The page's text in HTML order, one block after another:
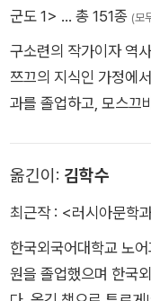
군도 1> … 총 151종 (모
구소련의 작가이자 역
쯔끄의 지식인 가정에
과를 졸업하고, 모스끄
와 주고받은 편지에서
고받았다. 그는 모스끄
다. 흐루쇼프의 집권과
방되었다. 랴잔에 정착
옮긴이: 김학수
최근작 : <러시아문학
한국외국어대학교 노
원을 졸업했으며 한국